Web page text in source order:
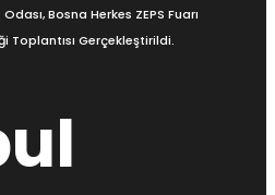
Bosna Herkes ZEPS Fuarı
Toplantısı Gerçekleştirildi.